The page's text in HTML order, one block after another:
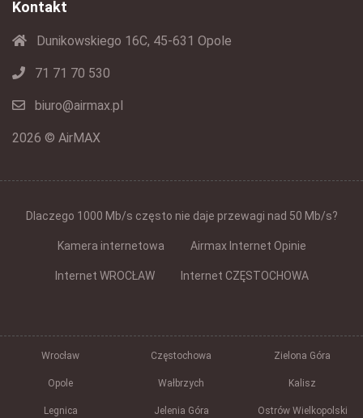
Kontakt
Dunikowskiego 16C, 45-631 Opole
71 71 70 530
biuro@airmax.pl
2026 © AirMAX
Dlaczego 1000 Mb/s często nie daje przewagi nad 50 Mb/s?
Kamera internetowa Airmax Internet Opinie
Internet WROCŁAW Internet CZĘSTOCHOWA
Wrocław Częstochowa Zielona Góra
Opole Wałbrzych Kalisz
Legnica Jelenia Góra Ostrów Wielkopolski